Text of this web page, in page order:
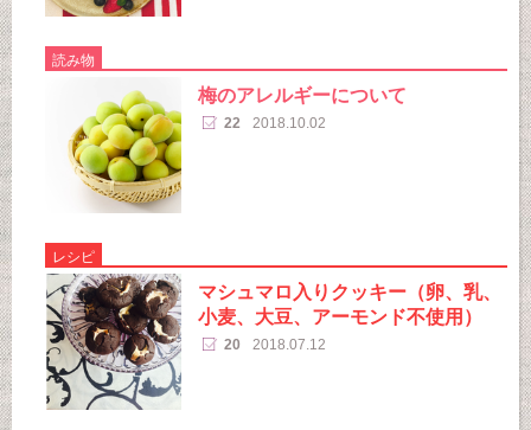
読み物
梅のアレルギーについて
22 2018.10.02
レシピ
マシュマロ入りクッキー（卵、乳、
小麦、大豆、アーモンド不使用）
20 2018.07.12